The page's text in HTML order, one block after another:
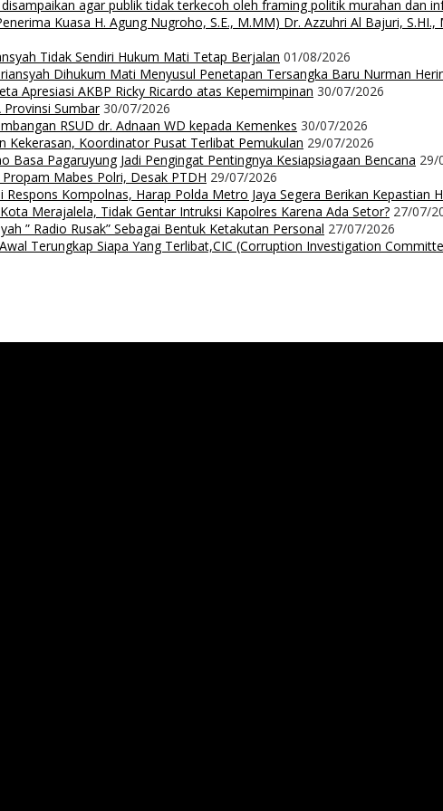
agar publik tidak terkecoh oleh framing politik murahan
Kuasa H. Agung Nugroho, S.E., M.MM) Dr. Azzuhri Al Bajuri,
Tidak Sendiri Hukum Mati Tetap Berjalan 01/08/2026
Dihukum Mati Menyusul Penetapan Tersangka Baru Nurman
Apresiasi AKBP Ricky Ricardo atas Kepemimpinan 30/07/2026
Sumbar 30/07/2026
RSUD dr. Adnaan WD kepada Kemenkes 30/07/2026
Kekerasan, Koordinator Pusat Terlibat Pemukulan 29/07/2026
Basa Pagaruyung Jadi Pengingat Pentingnya Kesiapsiagaan Bencana 29/
Mabes Polri, Desak PTDH 29/07/2026
Kompolnas, Harap Polda Metro Jaya Segera Berikan Kepastian
Merajalela, Tidak Gentar Intruksi Kapolres Karena Ada Setor? 27/07/
” Radio Rusak” Sebagai Bentuk Ketakutan Personal 27/07/2026
Terungkap Siapa Yang Terlibat,CIC (Corruption Investigation